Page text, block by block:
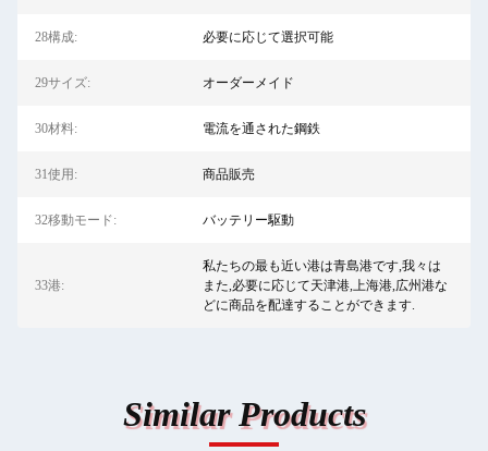
28構成: 必要に応じて選択可能
29サイズ: オーダーメイド
30材料: 電流を通された鋼鉄
31使用: 商品販売
32移動モード: バッテリー駆動
33港:
私たちの最も近い港は青島港です,我々は
また,必要に応じて天津港,上海港,広州港な
どに商品を配達することができます.
Similar Products